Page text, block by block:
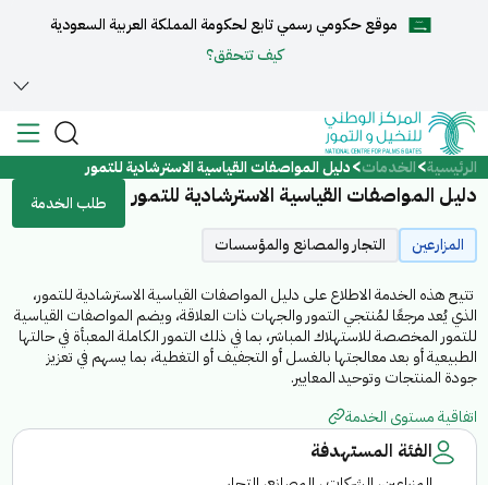
كيف تتحقق؟
English
الرئيسية
عن المركز
الخدمات
المركز الإعلامي
مركز الدعم والمساعدة
الرئيسية الخدمات دليل المواصفات القياسية الاسترشادية للتمور
دليل المواصفات القياسية الاسترشادية للتمور
طلب الخدمة
المزارعين
التجار والمصانع والمؤسسات
تتيح هذه الخدمة الاطلاع على دليل المواصفات القياسية الاسترشادية للتمور،
الذي يُعد مرجعًا لمُنتجي التمور والجهات ذات العلاقة، ويضم المواصفات القياسية
للتمور المخصصة للاستهلاك المباشر، بما في ذلك التمور الكاملة المعبأة في حالتها
الطبيعية أو بعد معالجتها بالغسل أو التجفيف أو التغطية، بما يسهم في تعزيز
جودة المنتجات وتوحيد المعايير.
اتفاقية مستوى الخدمة
الفئة المستهدفة